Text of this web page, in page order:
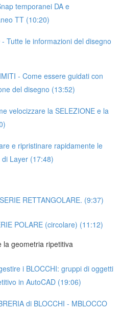
temporanei DA e
TT (10:20)
Tutte le informazioni del disegno
- Come essere guidati con
del disegno (13:52)
velocizzare la SELEZIONE e la
e ripristinare rapidamente le
Layer (17:48)
RETTANGOLARE. (9:37)
POLARE (circolare) (11:12)
la geometria ripetitiva
i BLOCCHI: gruppi di oggetti
in AutoCAD (19:06)
di BLOCCHI - MBLOCCO